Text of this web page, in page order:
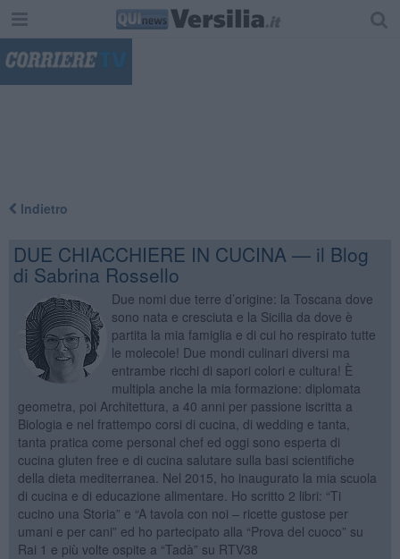
Indietro
DUE CHIACCHIERE IN CUCINA — il Blog
di Sabrina Rossello
Due nomi due terre d’origine: la Toscana dove
sono nata e cresciuta e la Sicilia da dove è
partita la mia famiglia e di cui ho respirato tutte
le molecole! Due mondi culinari diversi ma
entrambe ricchi di sapori colori e cultura! È
multipla anche la mia formazione: diplomata
geometra, poi Architettura, a 40 anni per passione iscritta a
Biologia e nel frattempo corsi di cucina, di wedding e tanta,
tanta pratica come personal chef ed oggi sono esperta di
cucina gluten free e di cucina salutare sulla basi scientifiche
della dieta mediterranea. Nel 2015, ho inaugurato la mia scuola
di cucina e di educazione alimentare. Ho scritto 2 libri: “Ti
cucino una Storia” e “A tavola con noi – ricette gustose per
umani e per cani” ed ho partecipato alla “Prova del cuoco” su
Rai 1 e più volte ospite a “Tadà” su RTV38